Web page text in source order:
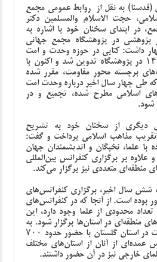
به نقل از روابط عمومی مجمع
حجت الاسلام والمسلمین دکتر
در ابتدای سخنان خود با اشاره به
پژوهشی در پژوهشگاه مجمع جهانی
داشت: کتابی در حوزه وحدت و امت
واحده اسلامی تا سال ۱۴۰۰ در پژوهشگاه تدوین شد و اکنون با
برجسته محور مقاومت، مقرر شده
طی چهار سال اخیر درباره وحدت امت
اسلامی مطرح شده، تجمیع و در
شود.
دیگری از سخنان خود به تشریح
مذاهب اسلامی پرداخت و گفت:
با علما، نخبگان و اندیشمندان جهان
بر برگزاری کنفرانس بین‌المللی
منطقه‌ای متعددی نیز برگزار می‌کند.
شش سال اخیر، برگزاری کنفرانس‌های
بوده است. از آنجا که در کنفرانس‌های
محدودی از علما وجود دارد، این
منطقه‌ای در استان‌ها برگزار شود. به
عنوان نمونه، آخرین نشست در استان گلستان با حضور حدود ۷۰۰
از آنان از استان‌های مختلف
خارجی نیز در آن حضور داشتند.